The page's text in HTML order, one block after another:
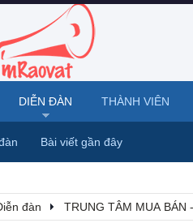
đàn TRUNG TÂM MUA BÁN
DIỄN ĐÀN
Bài viết gần đây
THÀNH VIÊN